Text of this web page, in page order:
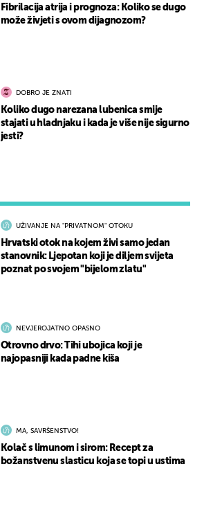
UŽIVANJE NA "PRIVATNOM" OTOKU
Hrvatski otok na kojem živi samo jedan
stanovnik: Ljepotan koji je diljem svijeta
poznat po svojem "bijelom zlatu"
NEVJEROJATNO OPASNO
Otrovno drvo: Tihi ubojica koji je
najopasniji kada padne kiša
MA, SAVRŠENSTVO!
Kolač s limunom i sirom: Recept za
božanstvenu slasticu koja se topi u ustima
Fibrilacija atrija i prognoza: Koliko se dugo
može živjeti s ovom dijagnozom?
DOBRO JE ZNATI
Koliko dugo narezana lubenica smije
stajati u hladnjaku i kada je više nije sigurno
jesti?